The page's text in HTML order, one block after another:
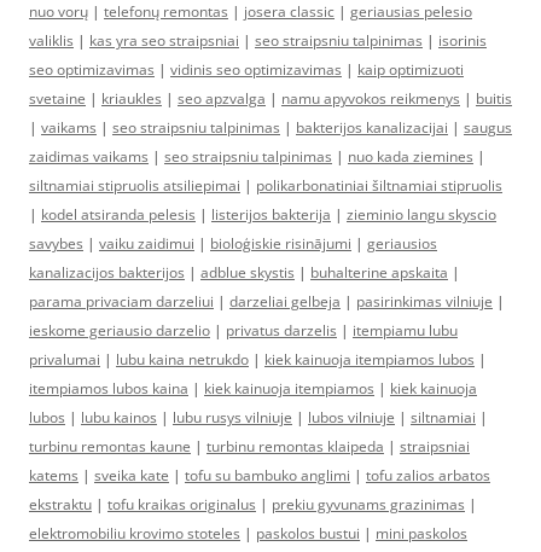
nuo vorų | telefonų remontas | josera classic | geriausias pelesio
valiklis | kas yra seo straipsniai | seo straipsniu talpinimas | isorinis
seo optimizavimas | vidinis seo optimizavimas | kaip optimizuoti
svetaine | kriaukles | seo apzvalga | namu apyvokos reikmenys | buitis
| vaikams | seo straipsniu talpinimas | bakterijos kanalizacijai | saugus
zaidimas vaikams | seo straipsniu talpinimas | nuo kada ziemines |
siltnamiai stipruolis atsiliepimai | polikarbonatiniai šiltnamiai stipruolis
| kodel atsiranda pelesis | listerijos bakterija | zieminio langu skyscio
savybes | vaiku zaidimui | bioloģiskie risinājumi | geriausios
kanalizacijos bakterijos | adblue skystis | buhalterine apskaita |
parama privaciam darzeliui | darzeliai gelbeja | pasirinkimas vilniuje |
ieskome geriausio darzelio | privatus darzelis | itempiamu lubu
privalumai | lubu kaina netrukdo | kiek kainuoja itempiamos lubos |
itempiamos lubos kaina | kiek kainuoja itempiamos | kiek kainuoja
lubos | lubu kainos | lubu rusys vilniuje | lubos vilniuje | siltnamiai |
turbinu remontas kaune | turbinu remontas klaipeda | straipsniai
katems | sveika kate | tofu su bambuko anglimi | tofu zalios arbatos
ekstraktu | tofu kraikas originalus | prekiu gyvunams grazinimas |
elektromobiliu krovimo stoteles | paskolos bustui | mini paskolos